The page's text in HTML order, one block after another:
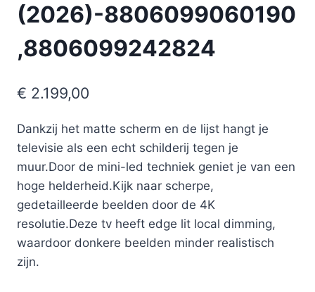
(2026)-8806099060190
,8806099242824
€ 2.199,00
Dankzij het matte scherm en de lijst hangt je
televisie als een echt schilderij tegen je
muur.Door de mini-led techniek geniet je van een
hoge helderheid.Kijk naar scherpe,
gedetailleerde beelden door de 4K
resolutie.Deze tv heeft edge lit local dimming,
waardoor donkere beelden minder realistisch
zijn.